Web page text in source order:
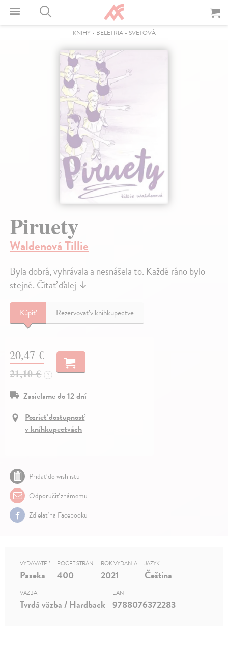
KNIHY- BELETRIA- SVETOVÁ
Piruety
Waldenová Tillie
Byla dobrá, vyhrávala a nesnášela to. Každé ráno bylo
stejné. Čítať ďalej ↓
Kúpiť Rezervovať v kníhkupectve
20,47 €
21,10 € ?
Zasielame do 12 dní
Pozrieť dostupnosť
v kníhkupectvách
Pridať do wishlistu
Odporučiť známemu
Zdielať na Facebooku
VYDAVATEĽ
Paseka
POČET STRÁN
400
ROK VYDANIA
2021
JAZYK
Čeština
VÄZBA
Tvrdá väzba / Hardback
EAN
9788076372283